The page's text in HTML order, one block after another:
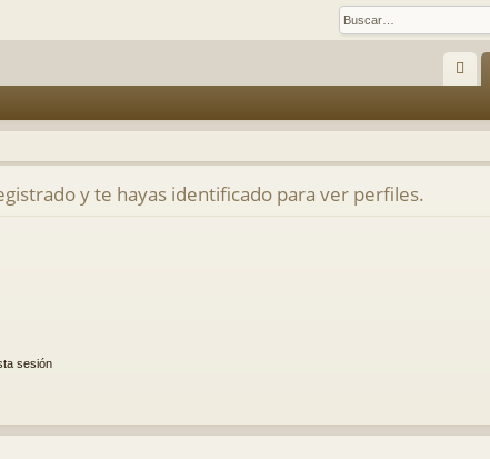
Q
y te hayas identificado para ver perfiles.
sesión